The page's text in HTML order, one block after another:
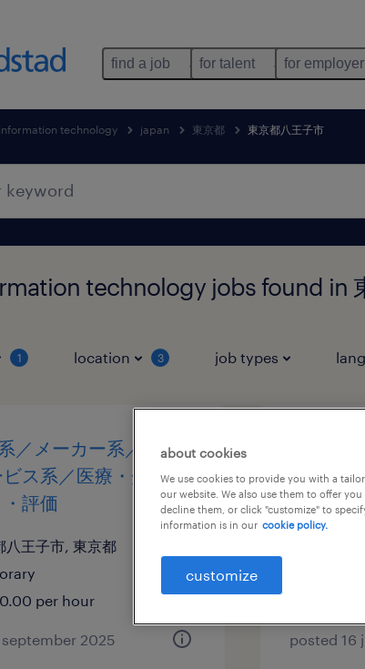
find a job for talent for employer
information technology japan 東京都 東京都八王子市
technology jobs found in
1 location 3 job types
／メーカー系／流
ス系／医療・介護系
評価
八王子市, 東京都
per hour
2025
／教育
ーザー
posted 16
about cookies
We use cookies to provide you with a
our website. We also use them to offer
decline them, or click "customize" to
information is in our cookie policy.
customize